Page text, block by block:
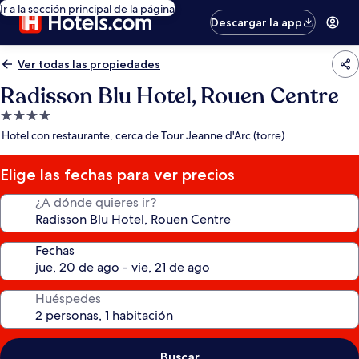
Ir a la sección principal de la página
Descargar la app
Ver todas las propiedades
Radisson Blu Hotel, Rouen Centre
Propiedad
de
estrellas
Hotel con restaurante, cerca de Tour Jeanne d'Arc (torre)
Elige las fechas para ver precios
¿A dónde quieres ir?
Fechas
Huéspedes